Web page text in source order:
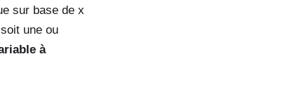
sur base de x
une ou
à